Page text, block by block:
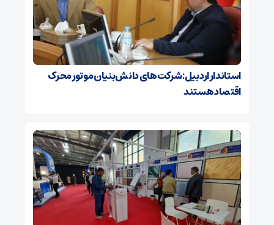
استاندار اردبیل: شرکت‌های دانش‌بنیان موتور محرک
اقتصاد هستند